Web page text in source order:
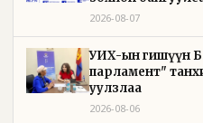
2026-08-07
УИХ-ын гишүүн
парламент"
уулзлаа
2026-08-06